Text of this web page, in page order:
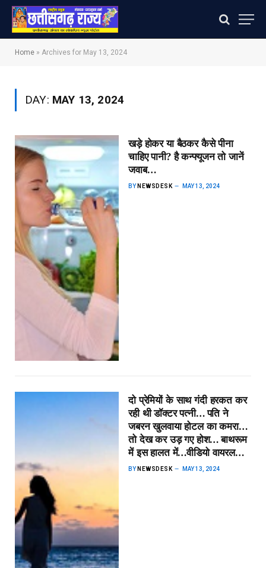
Home » Archives for May 13, 2024
DAY: MAY 13, 2024
खड़े होकर या बैठकर कैसे पीना
चाहिए पानी? है कन्फ्यूजन तो जानें
जवाब…
BY NEWSDESK MAY 13, 2024
दो प्रेमियों के साथ गंदी हरकत कर
रही थी डॉक्टर पत्नी… पति ने
जबरन खुलवाया होटल का कमरा…
तो देख कर उड़ गए होश… बाथरूम
में इस हालत में…वीडियो वायरल…
BY NEWSDESK MAY 13, 2024